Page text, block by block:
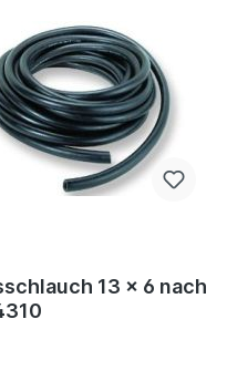
13 x 6 nach